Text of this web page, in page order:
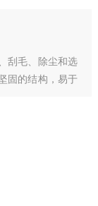
刮毛、除尘和选
固的结构，易于